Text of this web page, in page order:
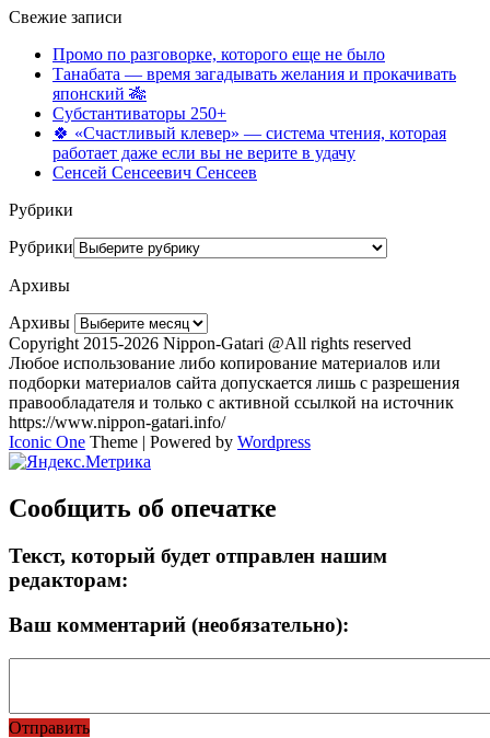
Свежие записи
Промо по разговорке, которого еще не было
Танабата — время загадывать желания и прокачивать
японский 🎋
Субстантиваторы 250+
🍀 «Счастливый клевер» — система чтения, которая
работает даже если вы не верите в удачу
Сенсей Сенсеевич Сенсеев
Рубрики
Рубрики
Архивы
Архивы
Copyright 2015-2026 Nippon-Gatari @All rights reserved
Любое использование либо копирование материалов или
подборки материалов сайта допускается лишь с разрешения
правообладателя и только с активной ссылкой на источник
https://www.nippon-gatari.info/
Iconic One Theme | Powered by Wordpress
Сообщить об опечатке
Текст, который будет отправлен нашим
редакторам:
Ваш комментарий (необязательно):
Отправить